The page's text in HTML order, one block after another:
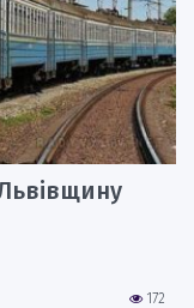
172